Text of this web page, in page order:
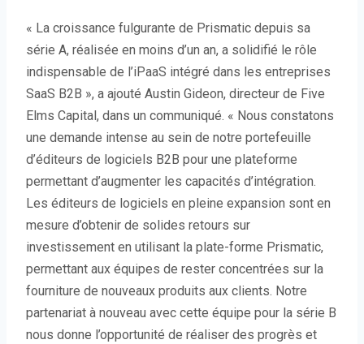
« La croissance fulgurante de Prismatic depuis sa
série A, réalisée en moins d’un an, a solidifié le rôle
indispensable de l’iPaaS intégré dans les entreprises
SaaS B2B », a ajouté Austin Gideon, directeur de Five
Elms Capital, dans un communiqué. « Nous constatons
une demande intense au sein de notre portefeuille
d’éditeurs de logiciels B2B pour une plateforme
permettant d’augmenter les capacités d’intégration.
Les éditeurs de logiciels en pleine expansion sont en
mesure d’obtenir de solides retours sur
investissement en utilisant la plate-forme Prismatic,
permettant aux équipes de rester concentrées sur la
fourniture de nouveaux produits aux clients. Notre
partenariat à nouveau avec cette équipe pour la série B
nous donne l’opportunité de réaliser des progrès et